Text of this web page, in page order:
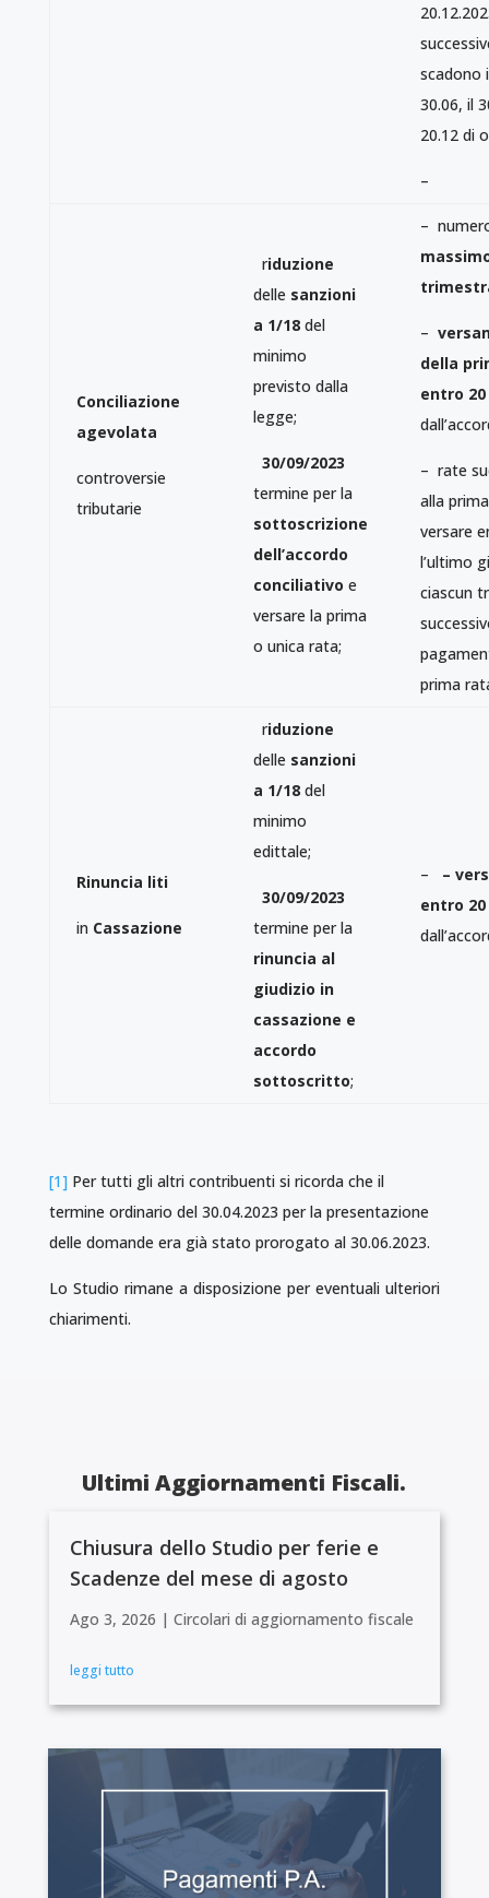
scadono
30.06, il
20.12 di
–
Conciliazione
agevolata
controversie
tributarie
riduzione
delle sanzioni
a 1/18 del
minimo
previsto dalla
legge;
30/09/2023
termine per la
sottoscrizione
dell’accordo
conciliativo e
versare la prima
o unica rata;
–
–
della
entro
– rate
alla
versare
l’ultimo
ciascun
prima
Rinuncia liti
in Cassazione
riduzione
delle sanzioni
a 1/18 del
minimo
edittale;
30/09/2023
termine per la
rinuncia al
giudizio in
cassazione e
accordo
sottoscritto;
– –
entro
[1] Per tutti gli altri contribuenti si ricorda che il
termine ordinario del 30.04.2023 per la presentazione
delle domande era già stato prorogato al 30.06.2023.
Lo Studio rimane a disposizione per eventuali ulteriori
chiarimenti.
Ultimi Aggiornamenti Fiscali.
Chiusura dello Studio per ferie e
Scadenze del mese di agosto
Ago 3, 2026 | Circolari di aggiornamento fiscale
leggi tutto